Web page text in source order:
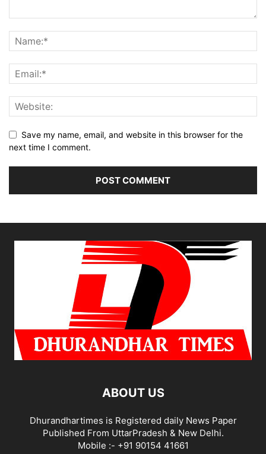
Save my name, email, and website in this browser for the
next time I comment.
ABOUT US
Dhurandhartimes is Registered daily News Paper
Published From UttarPradesh & New Delhi.
Mobile :- +91 90154 41661